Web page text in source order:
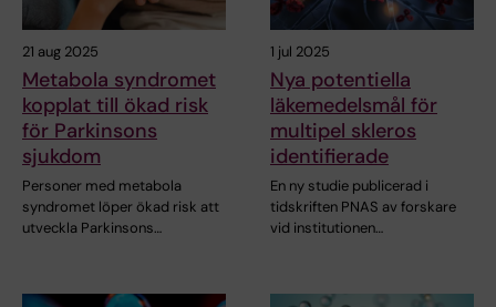
21 aug 2025
Metabola syndromet
kopplat till ökad risk
för Parkinsons
sjukdom
Personer med metabola
syndromet löper ökad risk att
utveckla Parkinsons…
1 jul 2025
Nya potentiella
läkemedelsmål för
multipel skleros
identifierade
En ny studie publicerad i
tidskriften PNAS av forskare
vid institutionen…